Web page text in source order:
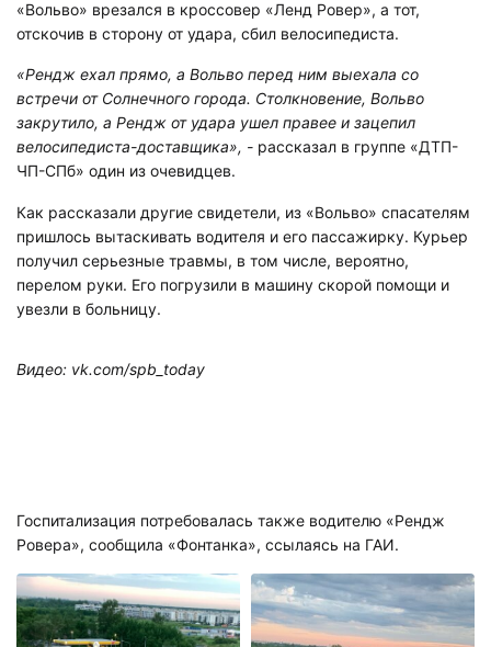
«Вольво» врезался в кроссовер «Ленд Ровер», а тот,
отскочив в сторону от удара, сбил велосипедиста.
«Рендж ехал прямо, а Вольво перед ним выехала со
встречи от Солнечного города. Столкновение, Вольво
закрутило, а Рендж от удара ушел правее и зацепил
велосипедиста-доставщика», - рассказал в группе «ДТП-
ЧП-СПб» один из очевидцев.
Как рассказали другие свидетели, из «Вольво» спасателям
пришлось вытаскивать водителя и его пассажирку. Курьер
получил серьезные травмы, в том числе, вероятно,
перелом руки. Его погрузили в машину скорой помощи и
увезли в больницу.
Видео: vk.com/spb_today
Госпитализация потребовалась также водителю «Рендж
Ровера», сообщила «Фонтанка», ссылаясь на ГАИ.